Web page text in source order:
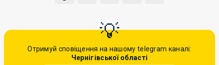
Отримуй сповіщення на нашому telegram каналі:
Чернігівської області